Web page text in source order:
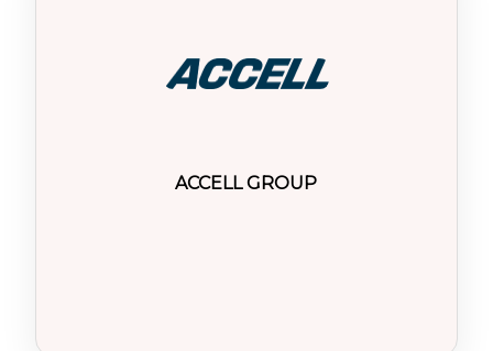
ACCELL GROUP